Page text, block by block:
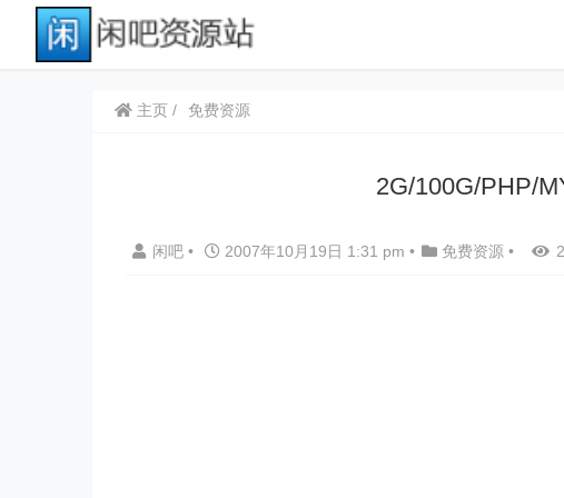
主页 免费资源
2G/100G/PHP/
闲吧 • 2007年10月19日 1:31 pm • 免费资源 •